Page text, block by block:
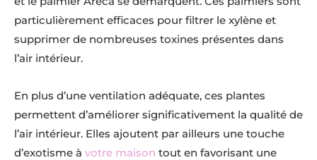
particulièrement efficaces pour filtrer le xylène et
supprimer de nombreuses toxines présentes dans
l’air intérieur.
En plus d’une ventilation adéquate, ces plantes
permettent d’améliorer significativement la qualité de
l’air intérieur. Elles ajoutent par ailleurs une touche
d’exotisme à votre maison tout en favorisant une